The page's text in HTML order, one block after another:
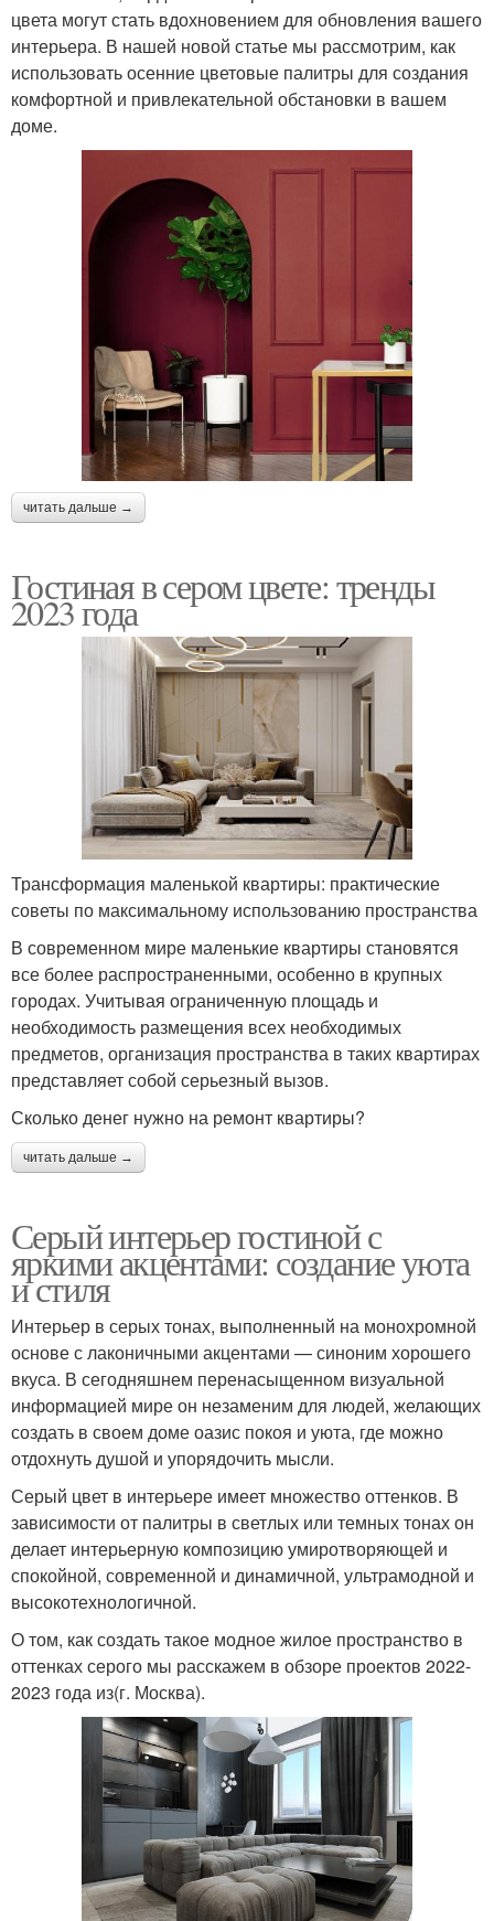
цвета могут стать вдохновением для обновления вашего
интерьера. В нашей новой статье мы рассмотрим, как
использовать осенние цветовые палитры для создания
комфортной и привлекательной обстановки в вашем
доме.
читать дальше →
Гостиная в сером цвете: тренды
2023 года
Трансформация маленькой квартиры: практические
советы по максимальному использованию пространства
В современном мире маленькие квартиры становятся
все более распространенными, особенно в крупных
городах. Учитывая ограниченную площадь и
необходимость размещения всех необходимых
предметов, организация пространства в таких квартирах
представляет собой серьезный вызов.
Сколько денег нужно на ремонт квартиры?
читать дальше →
Серый интерьер гостиной с
яркими акцентами: создание уюта
и стиля
Интерьер в серых тонах, выполненный на монохромной
основе с лаконичными акцентами — синоним хорошего
вкуса. В сегодняшнем перенасыщенном визуальной
информацией мире он незаменим для людей, желающих
создать в своем доме оазис покоя и уюта, где можно
отдохнуть душой и упорядочить мысли.
Серый цвет в интерьере имеет множество оттенков. В
зависимости от палитры в светлых или темных тонах он
делает интерьерную композицию умиротворяющей и
спокойной, современной и динамичной, ультрамодной и
высокотехнологичной.
О том, как создать такое модное жилое пространство в
оттенках серого мы расскажем в обзоре проектов 2022-
2023 года из(г. Москва).